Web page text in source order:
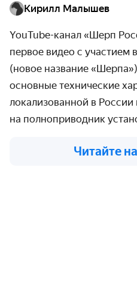
Кирилл Малышев
YouTube-канал «Шерп
первое видео с участием
(новое название
основные технические
локализованной в
на полноприводник
Читайте